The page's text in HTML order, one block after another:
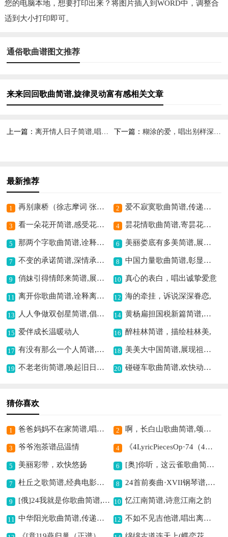
您的电脑本地，想要打印出来？将图片插入到WORD中，调整合
适到大小打印即可。
通俗歌曲谱图文推荐
来来回回歌曲简谱,旋律灵动富有感相关文章
上一篇：离开情人日子简谱,唱出别样情感 下一篇： 糊涂的爱，唱出别样深情,
最新推荐
1 再别康桥（徐志摩词 张提琴曲）歌曲简谱,诗意离别之乐章 2 爱不寂寞歌曲简谱,传递温暖爱意
3 看一朵花开简谱,感受花开之美 4 昙花情歌曲简谱,寄昙花之深情
5 那两个字歌曲简谱,诠释别样情感 6 美丽娄底有多美简谱,展现娄底之美
7 不变的承诺简谱,深情承诺动人 8 中国力量歌曲简谱,彰显磅礴大国情
9 俏妹引得情郎来简谱,展现甜蜜爱情景 10 真心的表白，唱出诚挚爱意
11 离开你歌曲简谱,诠释离别愁绪 12 海的牵挂，诉说深深眷恋,
13 人人争做双创星简谱,倡导双创精神 14 黄杨扁担国税新篇简谱,展现税务新风貌
15 爱伴成长温暖动人 16 醉桂林简谱，描绘桂林美,
17 有没有那么一个人简谱,怀念旧友的旋律 18 美美大中国简谱,展现祖国之美
19 不老老街简谱,唤起旧日情怀 20 碰碰车歌曲简谱,欢快动感之曲
猜你喜欢
1 爸爸妈妈不在家简谱,唱出别样情感 2 啊，长白山歌曲简谱,颂赞白山之韵
3 爷爷泡茶谱品温情 4 《4LyricPiecesOp·74（4首抒情小品·3）》钢琴谱,抒情小品的美妙呈现
5 美丽彩带，欢快悠扬 6 [奥]你听，这云雀歌曲简谱,感受云雀美妙歌声
7 杜丘之歌简谱,经典电影插曲 8 24首前奏曲·XVII钢琴谱,展现别样音乐意境
9 [俄]24我就是你歌曲简谱,独特俄式风格歌曲 10 忆江南简谱,诗意江南之韵
11 中华阳光歌曲简谱,传递温暖正能量 12 不如不见吉他谱,唱出离别怅惘